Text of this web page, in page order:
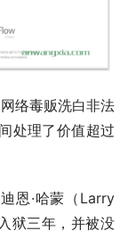
络毒贩洗白非法
处理了价值超过
恩·哈蒙（Larry
狱三年，并被没